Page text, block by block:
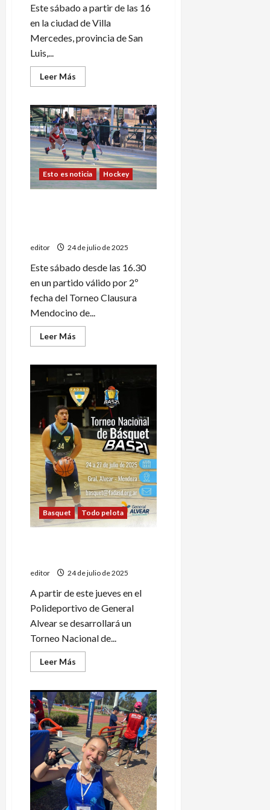
Este sábado a partir de las 16
en la ciudad de Villa
Mercedes, provincia de San
Luis,...
Leer Más
más
Regional
Amateur:
Pedal
visitará
al
Sporting
Club
Victoria
Esto es noticia Hockey
editor 24 de julio de 2025
Este sábado desde las 16.30
en un partido válido por 2º
fecha del Torneo Clausura
Mendocino de...
Leer Más
más
Mendocino:
Maristas
ante
Banco
Mendoza
Basquet Todo pelota
editor 24 de julio de 2025
A partir de este jueves en el
Polideportivo de General
Alvear se desarrollará un
Torneo Nacional de...
Leer Más
más
Los
Legendarios
juegan
un
Torneo
Nacional
de
básquet